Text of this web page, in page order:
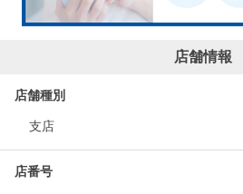
店舗情報
店舗種別
支店
店番号